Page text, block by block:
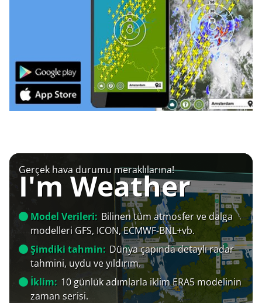
Gerçek hava durumu meraklılarına!
I'm Weather
Model Verileri: Bilinen tüm atmosfer ve dalga
modelleri GFS, ICON, ECMWF-BNL+vb.
Şimdiki tahmin: Dünya çapında detaylı radar
tahmini, uydu ve yıldırım.
İklim: 10 günlük adımlarla iklim ERA5 modelinin
zaman serisi.